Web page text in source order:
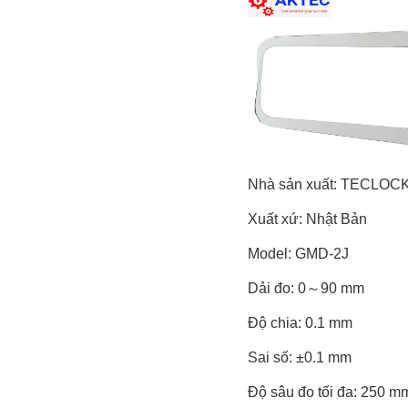
Nhà sản xuất:
Xuất xứ: Nhật Bản
Model: GMD-2J
Dải đo: 0～90 mm
Độ chia: 0.1 mm
Sai số: ±0.1 mm
Độ sâu đo tối đa: 250